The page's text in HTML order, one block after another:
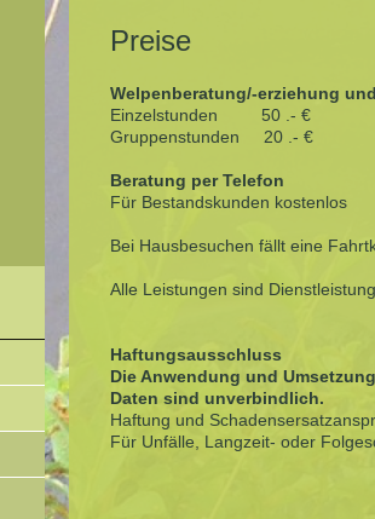
Preise
Welpenberatung/-erziehung
Einzelstunden 50 .- €
Gruppenstunden 20 .- €
Beratung per Telefon
Für Bestandskunden kostenlos
Bei Hausbesuchen fällt eine
Alle Leistungen sind
Haftungsausschluss
Die Anwendung und
Daten sind unverbindlich.
Haftung und
Für Unfälle, Langzeit- oder